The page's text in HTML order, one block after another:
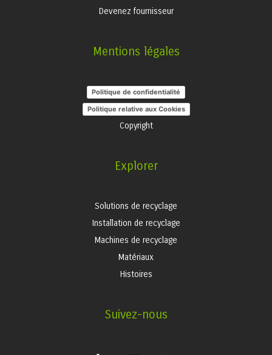
Devenez fournisseur
Mentions légales
Politique de confidentialité
Politique relative aux Cookies
Copyright
Explorer
Solutions de recyclage
Installation de recyclage
Machines de recyclage
Matériaux
Histoires
Suivez-nous